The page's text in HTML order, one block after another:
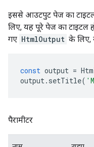
इससे आउटपुट पेज का
लिए, यह पूरे पेज का टाइटल
गए HtmlOutput के लिए,
const output =
output. setTitle(
पैरामीटर